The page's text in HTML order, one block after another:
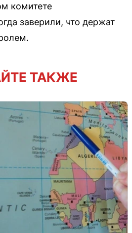
комитете
заверили, что держат
ТАКЖЕ